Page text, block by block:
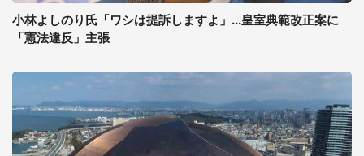
小林よしのり氏「ワシは提訴しますよ」...皇室典範改正案に
「憲法違反」主張